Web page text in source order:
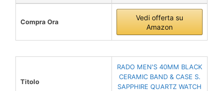
Compra Ora
Vedi offerta su
Amazon
Titolo
RADO MEN'S 40MM BLACK
CERAMIC BAND & CASE S.
SAPPHIRE QUARTZ WATCH